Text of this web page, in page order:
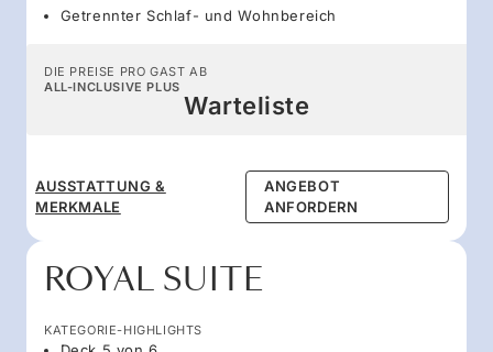
Getrennter Schlaf- und Wohnbereich
DIE PREISE PRO GAST AB
ALL-INCLUSIVE PLUS
Warteliste
AUSSTATTUNG &
MERKMALE
ANGEBOT
ANFORDERN
ROYAL SUITE
KATEGORIE-HIGHLIGHTS